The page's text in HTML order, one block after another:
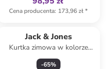
Cena producenta: 173,96 zł*
Jack & Jones
Kurtka zimowa w kolorze
szarym
-65%